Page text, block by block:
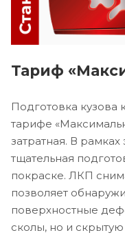
Тариф
Подготовка кузова
тарифе
затратная. В
тщательная
покраске. ЛКП
позволяет
поверхностные
сколы, но и